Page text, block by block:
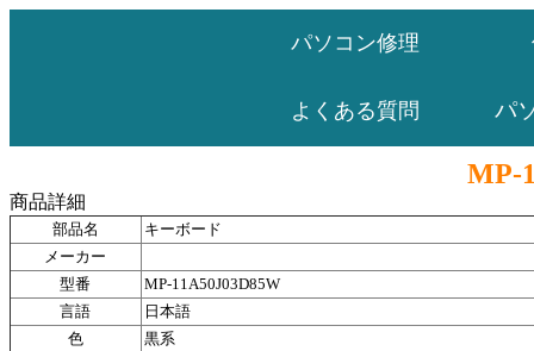
パソコン修理
よくある質問 パ
MP-
商品詳細
部品名
キーボード
メーカー
型番
MP-11A50J03D85W
言語
日本語
色
黒系